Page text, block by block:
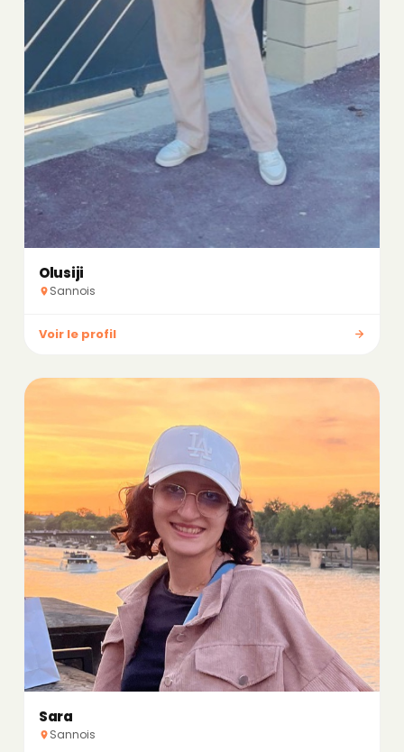
Olusiji
Sannois
Voir le profil
Sara
Sannois